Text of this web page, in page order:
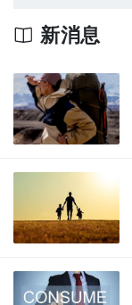
新消息